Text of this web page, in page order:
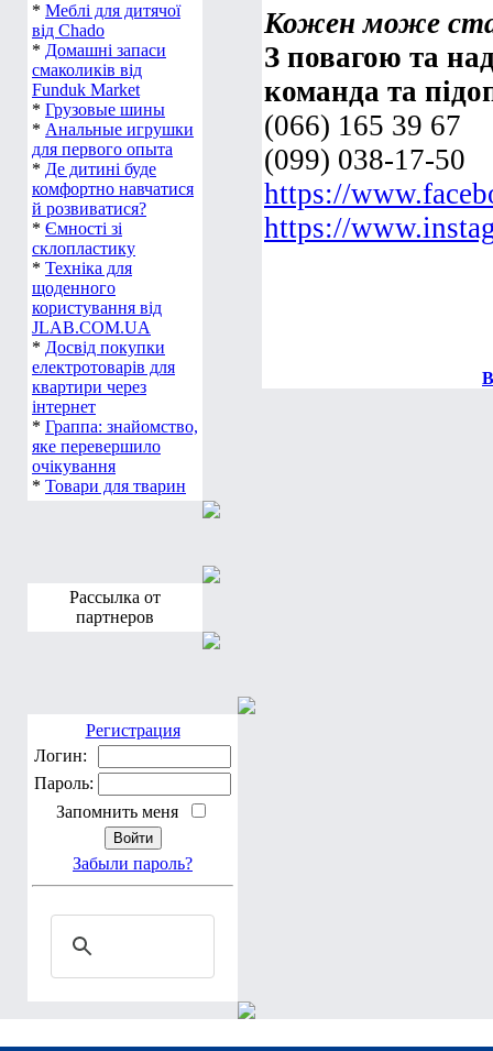
*Меблі для дитячої
від Chado
*Домашні запаси
смаколиків від
Funduk Market
* Грузовые шины
*Анальные игрушки
для первого опыта
*Де дитині буде
комфортно навчатися
й розвиватися?
*Ємності зі
склопластику
*Техніка для
щоденного
користування від
JLAB.COM.UA
*Досвід покупки
електротоварів для
квартири через
інтернет
*Граппа: знайомство,
яке перевершило
очікування
Рассылка от
Регистрация
Логин:
Пароль:
Запомнить меня
Забыли пароль?
Кожен може
З повагою та
команда та
(066) 165 39 67
(099) 038-17-50
https://
https://